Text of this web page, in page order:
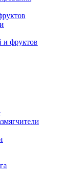
фруктов